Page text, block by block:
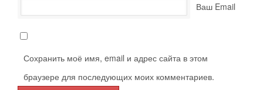
Ваш Email
Сохранить моё имя, email и адрес сайта в этом
браузере для последующих моих комментариев.